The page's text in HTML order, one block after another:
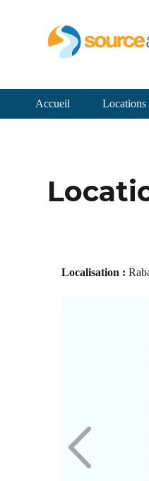
Accueil Locations
Localisation :